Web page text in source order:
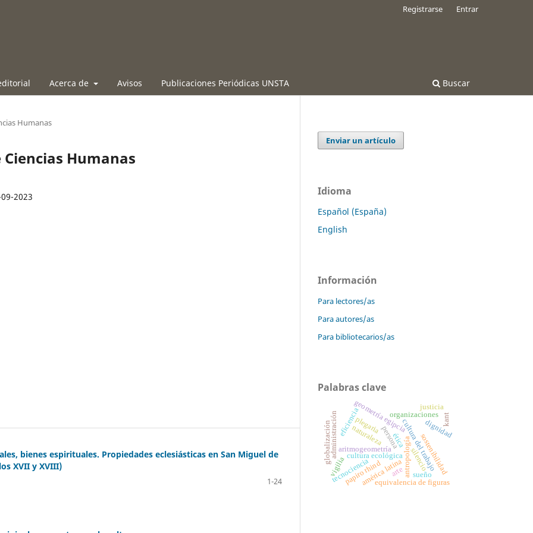
Acerca de Avisos Publicaciones Periódicas UNSTA Buscar
Registrarse Entrar
Humanas
Humanas
2023
bienes espirituales. Propiedades eclesiásticas en San Miguel de
XVII y XVIII)
1-24
Enviar un artículo
Idioma
Español (España)
English
Información
Para lectores/as
Para autores/as
Para bibliotecarios/as
Palabras clave
persona
aritmogeometría
cultura ecológica
naturaleza
antropología
geometría egipcia
papiro rhindequivalencia de figuras
cultura del trabajo
américa latina
administración organizaciones
globalización sostenibilidad
eficiencia
tecnociencia
dignidad
justicia
sueño
vigilia silencio
plegaria
ética
kant
arte